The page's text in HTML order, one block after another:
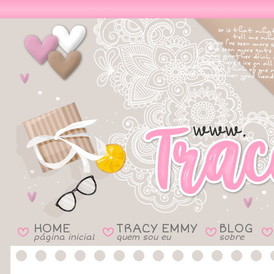
B HOME
página inicial B TRACY EMMY
quem sou eu B BLOG
sobre B